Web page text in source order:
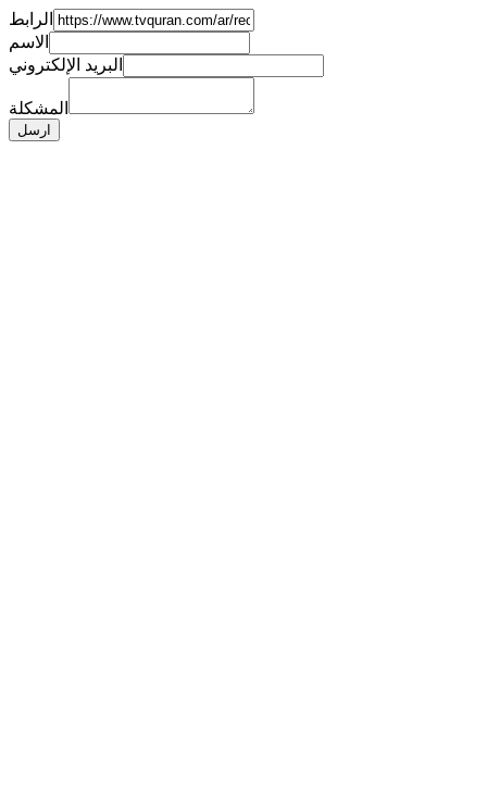
الرابط
الاسم
البريد الإلكتروني
المشكلة
ارسل